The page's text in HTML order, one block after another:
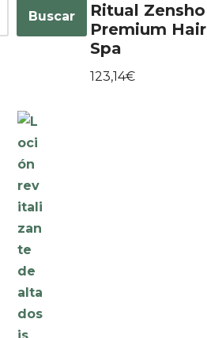
Buscar
Ritual Zensho
Premium Hair
Spa
123,14€